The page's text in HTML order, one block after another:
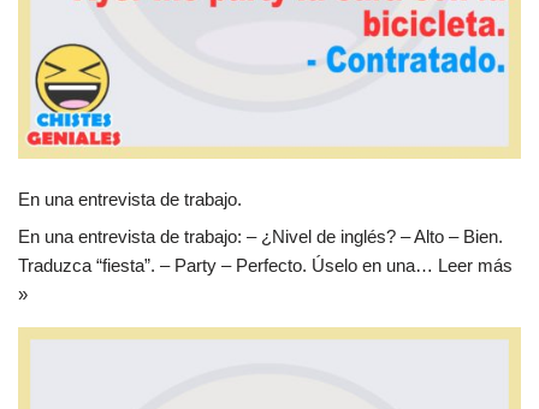
En una entrevista de trabajo.
En una entrevista de trabajo: – ¿Nivel de inglés? – Alto – Bien.
Traduzca “fiesta”. – Party – Perfecto. Úselo en una… Leer más
»